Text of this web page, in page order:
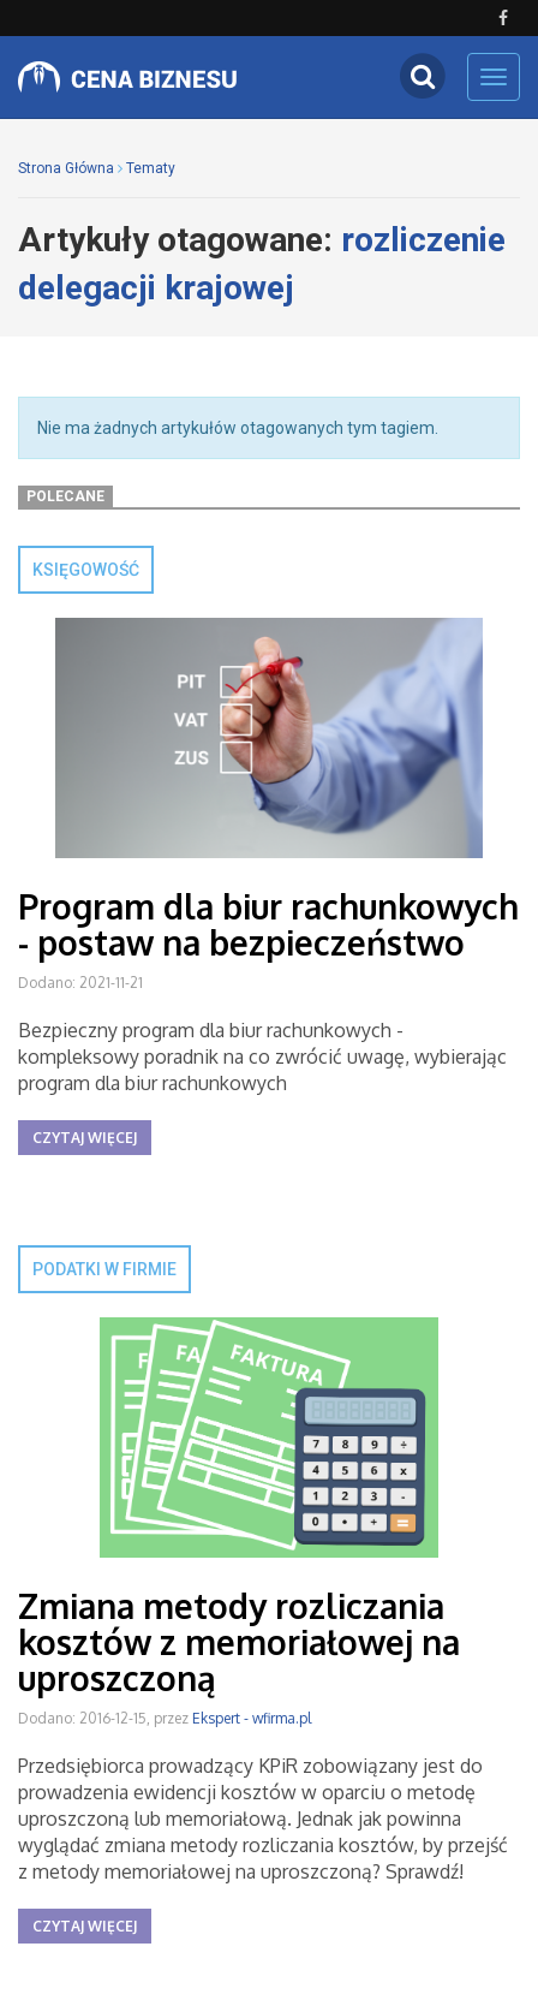
Strona Główna Tematy
Artykuły otagowane: rozliczenie
delegacji krajowej
Nie ma żadnych artykułów otagowanych tym tagiem.
POLECANE
KSIĘGOWOŚĆ
Program dla biur rachunkowych
- postaw na bezpieczeństwo
Dodano: 2021-11-21
Bezpieczny program dla biur rachunkowych -
kompleksowy poradnik na co zwrócić uwagę, wybierając
program dla biur rachunkowych
CZYTAJ WIĘCEJ
PODATKI W FIRMIE
Zmiana metody rozliczania
kosztów z memoriałowej na
uproszczoną
Dodano: 2016-12-15, przez Ekspert - wfirma.pl
Przedsiębiorca prowadzący KPiR zobowiązany jest do
prowadzenia ewidencji kosztów w oparciu o metodę
uproszczoną lub memoriałową. Jednak jak powinna
wyglądać zmiana metody rozliczania kosztów, by przejść
z metody memoriałowej na uproszczoną? Sprawdź!
CZYTAJ WIĘCEJ